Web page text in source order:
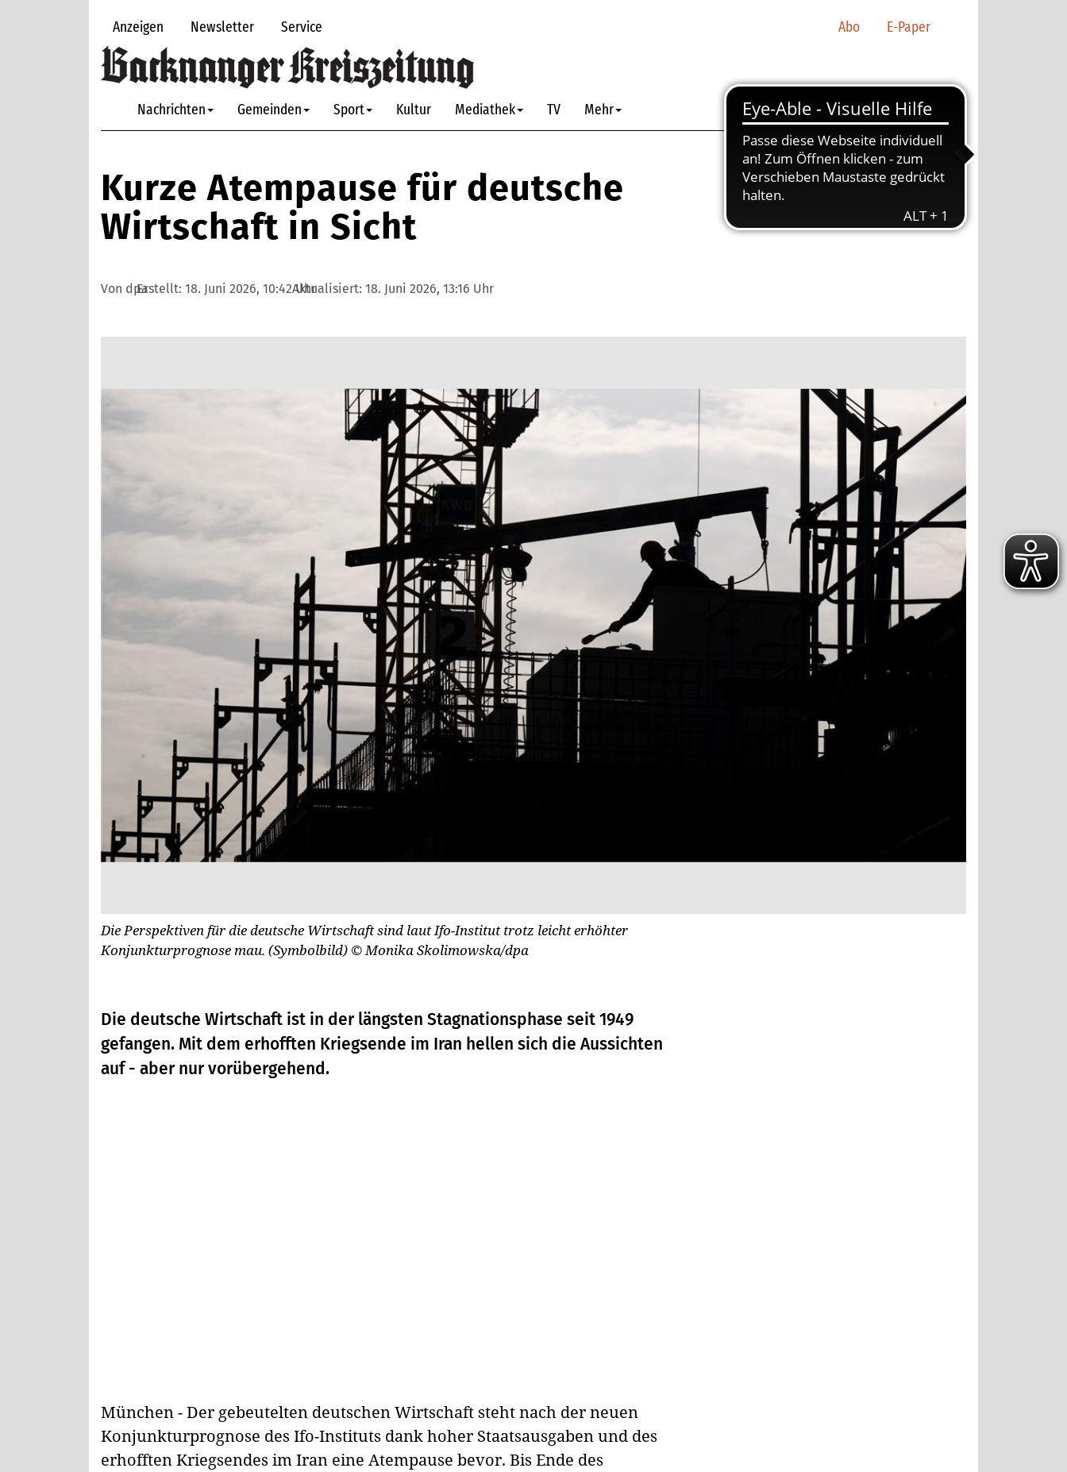
Anzeigen Newsletter Service Abo E-Paper
Nachrichten Gemeinden Sport Kultur Mediathek TV Mehr
Kurze Atempause für deutsche
Wirtschaft in Sicht
Von dpaErstellt: 18. Juni 2026, 10:42 UhrAktualisiert: 18. Juni 2026, 13:16 Uhr
Die Perspektiven für die deutsche Wirtschaft sind laut Ifo-Institut trotz leicht erhöhter
Konjunkturprognose mau. (Symbolbild) © Monika Skolimowska/dpa
Die deutsche Wirtschaft ist in der längsten Stagnationsphase seit 1949
gefangen. Mit dem erhofften Kriegsende im Iran hellen sich die Aussichten
auf - aber nur vorübergehend.
München - Der gebeutelten deutschen Wirtschaft steht nach der neuen
Konjunkturprognose des Ifo-Instituts dank hoher Staatsausgaben und des
erhofften Kriegsendes im Iran eine Atempause bevor. Bis Ende des